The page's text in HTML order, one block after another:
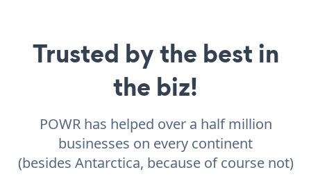
Trusted by the best in
the biz!
POWR has helped over a half million
businesses on every continent
(besides Antarctica, because of course not)